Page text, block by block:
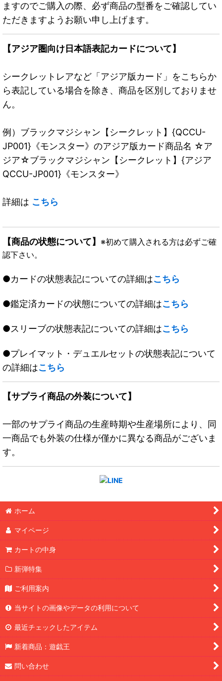
ますのでご購入の際、必ず商品の型番をご確認してい
ただきますようお願い申し上げます。
【アジア圏向け日本語表記カードについて】
シークレットレアなど「アジア版カード」をこちらか
ら表記している場合を除き、商品を区別しておりませ
ん。
例）ブラックマジシャン【シークレット】{QCCU-
JP001}《モンスター》のアジア版カード商品名 ☆ア
ジア☆ブラックマジシャン【シークレット】{アジア
QCCU-JP001}《モンスター》
詳細は こちら
【商品の状態について】 ※初めて購入される方は必ずご確
認下さい。
●カードの状態表記についての詳細はこちら
●鑑定済カードの状態についての詳細はこちら
●スリーブの状態表記についての詳細はこちら
●プレイマット・デュエルセットの状態表記について
の詳細はこちら
【サプライ商品の外装について】
一部のサプライ商品の生産時期や生産場所により、同
一商品でも外装の仕様が僅かに異なる商品がございま
す。
ホーム
マイページ
カートの中身
新弾特集
ご利用案内
当サイトの画像やデータの利用について
最近チェックしたアイテム
新着商品：遊戯王
問い合わせ